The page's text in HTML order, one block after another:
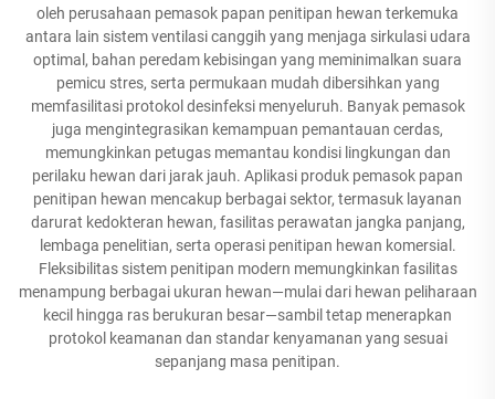
oleh perusahaan pemasok papan penitipan hewan terkemuka
antara lain sistem ventilasi canggih yang menjaga sirkulasi udara
optimal, bahan peredam kebisingan yang meminimalkan suara
pemicu stres, serta permukaan mudah dibersihkan yang
memfasilitasi protokol desinfeksi menyeluruh. Banyak pemasok
juga mengintegrasikan kemampuan pemantauan cerdas,
memungkinkan petugas memantau kondisi lingkungan dan
perilaku hewan dari jarak jauh. Aplikasi produk pemasok papan
penitipan hewan mencakup berbagai sektor, termasuk layanan
darurat kedokteran hewan, fasilitas perawatan jangka panjang,
lembaga penelitian, serta operasi penitipan hewan komersial.
Fleksibilitas sistem penitipan modern memungkinkan fasilitas
menampung berbagai ukuran hewan—mulai dari hewan peliharaan
kecil hingga ras berukuran besar—sambil tetap menerapkan
protokol keamanan dan standar kenyamanan yang sesuai
sepanjang masa penitipan.